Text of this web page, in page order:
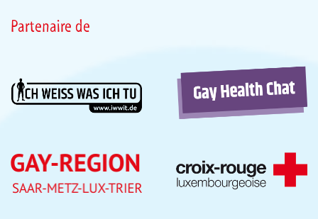
Partenaire de